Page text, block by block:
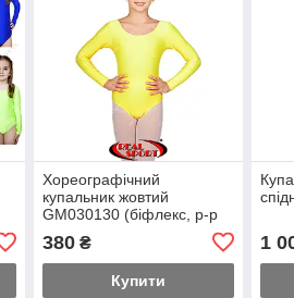
Хореографічний
купальник жовтий
GM030130 (біфлекс, р-р
380₴
Купити
1